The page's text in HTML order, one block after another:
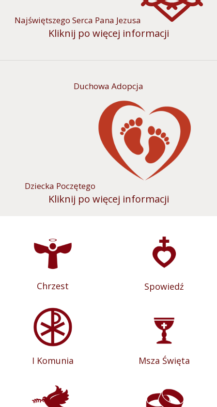
Najświętszego Serca Pana Jezusa
Kliknij po więcej informacji
Duchowa Adopcja
Dziecka Poczętego
Kliknij po więcej informacji
Chrzest Spowiedź
I Komunia Msza Święta